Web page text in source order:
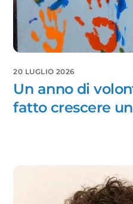
20 LUGLIO 2026
Un anno di
fatto crescere